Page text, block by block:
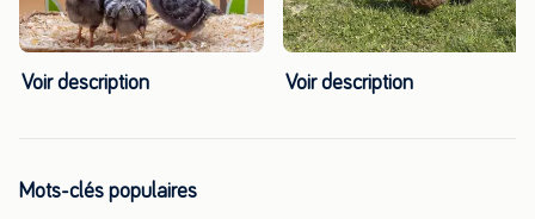
achter de gezondheid van onze kippen en kuikens. Daarom
bieden wij u zes maanden ­garantie en blijven we ook
daarna bereikbaar voor advies en ondersteuning.
📍 Adres: Noorddijk 4a, 3284 LC Zuid-Beijerland
Voir description Voir description
Mots-clés populaires